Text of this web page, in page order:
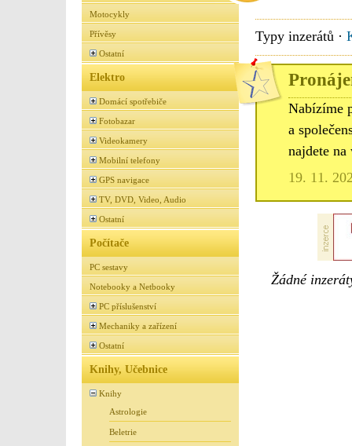
Motocykly
Přívěsy
Ostatní
Elektro
Domácí spotřebiče
Fotobazar
Videokamery
Mobilní telefony
GPS navigace
TV, DVD, Video, Audio
Ostatní
Počítače
PC sestavy
Notebooky a Netbooky
PC příslušenství
Mechaniky a zařízení
Ostatní
Knihy, Učebnice
Knihy
Astrologie
Beletrie
Typy inzerátů ·
Nabízíme
a
najdete
19. 11.
Žádné